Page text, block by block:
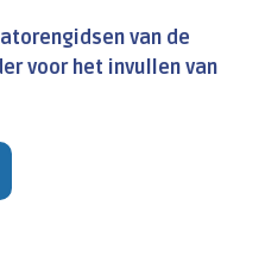
van de
voor het invullen van